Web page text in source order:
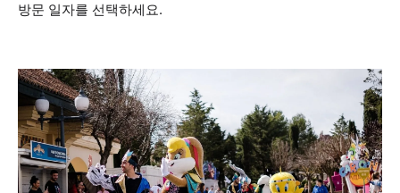
방문 일자를 선택하세요.